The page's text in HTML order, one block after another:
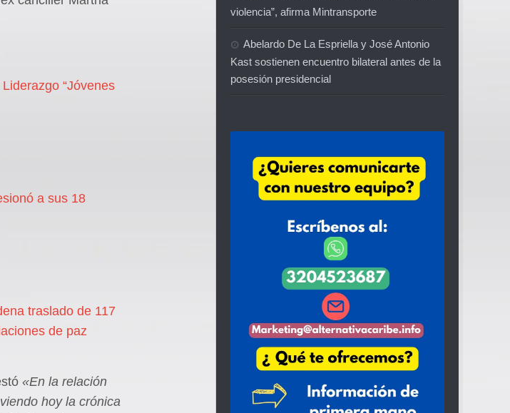
“Jóvenes
a sus 18
traslado de 117
de paz
«En la relación
hoy la crónica
violencia”, afirma Mintransporte
Abelardo De La Espriella y José Antonio
Kast sostienen encuentro bilateral antes de la
posesión presidencial